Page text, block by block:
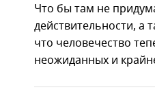
Что бы там не
действительности, а
что человечество
неожиданных и